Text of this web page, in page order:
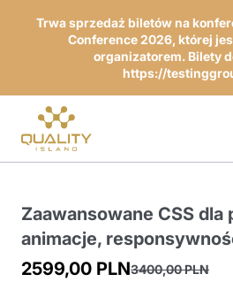
Trwa sprzedaż biletów na
Conference 2026, której
organizatorem. Bilety
https://
Zaawansowane CSS dla
animacje,
3400,00PLN
2599,00 PLN